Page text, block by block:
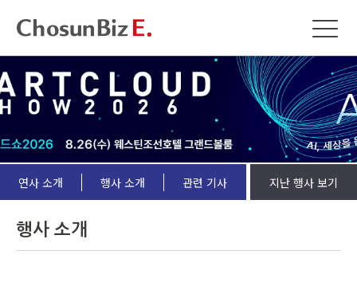
연사 소개 행사 소개 관련 기사 지난 행사 보기
행사 소개